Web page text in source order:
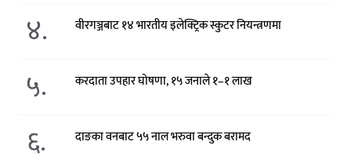
४. वीरगञ्जबाट १४ भारतीय इलेक्ट्रिक स्कुटर नियन्त्रणमा
५. करदाता उपहार घोषणा, १५ जनाले १–१ लाख
६. दाङका वनबाट ५५ नाल भरुवा बन्दुक बरामद